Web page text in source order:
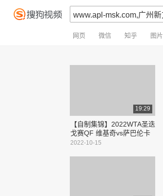
网页 微信 知乎 图片
19:29
【自制集锦】2022WTA圣迭
戈赛QF 维基奇vs萨巴伦卡
2022-10-15